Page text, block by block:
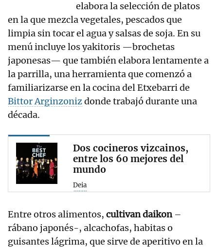
elabora la selección de platos
en la que mezcla vegetales, pescados que
limpia sin tocar el agua y salsas de soja. En su
menú incluye los yakitoris —brochetas
japonesas— que también elabora lentamente a
la parrilla, una herramienta que comenzó a
familiarizarse en la cocina del Etxebarri de
Bittor Arginzonizdonde trabajó durante una
década.
Dos cocineros vizcainos,
entre los 60 mejores del
mundo
Deia
Entre otros alimentos, cultivan daikon–
rábano japonés-, alcachofas, habitas o
guisantes lágrima, que sirve de aperitivo en la